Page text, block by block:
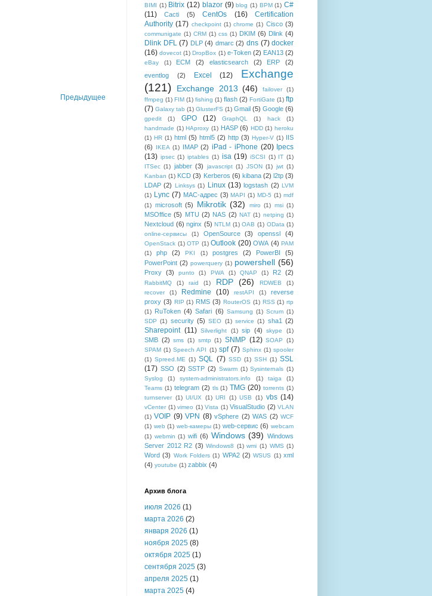
Предыдущее
BIMI (1) Bitrix (12) blazor (9) blog (1) BPM (1) C#
(11)
Cacti (5) CentOs (16)
Certification
Authority (17) checkpoint (1) chrome (1) Cisco (3)
communigate (1) CRM (1) css (1) DKIM (6) Dlink (4)
Dlink DFL (7) DLP (4) dmarc (2) dns (7) docker
(16) dovecot (1) DropBox (1) e-Token (2) EAN13 (2)
eBay (1) ECM (2) elasticsearch (2) ERP
(2)
eventlog
(2) Excel (12)
Exchange
(121)
Exchange 2013 (46) failover
(1)
ffmpeg (1) FIM (1) fishing (1) flash (2) FortiGate (1) ftp
(7) Galaxy tab (1) GlusterFS (1) Gmail (5) Google (6)
gpedit (1) GPO (12) GraphQL (1) hack
(1)
handmade (1) HAproxy (1) HASP (6) HDD (1) heroku
(1) HR (1) html (5) html5 (2) http (3) Hyper-V (1) IIS
(6)
IKEA (1) IMAP (2) iPad - iPhone (20) Ipecs
(13) ipsec (1) iptables (1) isa (19) iSCSI (1) IT (1)
ITSec (1) jabber (3) javascript (1) JSON (1) jwt (1)
Kanban (1) KCD (3) Kerberos (6) kibana (2) l2tp (3)
LDAP (2) Linksys (1) Linux (13) logstash (2) LVM
(1) Lync (7) MAC-адрес (3) MAPI (1) MD-5 (1) mdf
(1) microsoft (5) Mikrotik (32) miro (1) msi (1)
MSOffice (5) MTU (2) NAS (2) NAT (1) netping (1)
Nextcloud (6) nginx (5) NTLM (1) OAB (1) OData (1)
online-сервисы
(1) OpenSource (3) openssl (4)
OpenStack (1) OTP (1) Outlook (20) OWA (4) PAM
(1)
php (2) PKI (1) postgres (2) PowerBI
(5)
PowerPoint (2) powerquery (1) powershell (56)
Proxy (3) punto (1) PWA (1) QNAP (1) R2 (2)
RabbitMQ (1) raid (1) RDP (26) RDWEB
(1)
recover
(1) Redmine (10) restAPI (1)
reverse
proxy (3) RIP (1) RMS (3) RouterOS (1) RSS (1) rtp
(1) RuToken (4) Safari (6) Samsung (1) Scrum (1)
SDP (1) security (5) SEO (1) service (1) sha1 (2)
Sharepoint (11) Silverlight (1) sip (4) skype (1)
SMB (2) sms (1) smtp (1) SNMP (12) SOAP
(1)
SPAM (1) Speech API (1) spf (7) Sphinx (1) spooler
(1) Spreed.ME (1) SQL (7) SSD (1) SSH (1) SSL
(17) SSO (2) SSTP (2) Swarm (1) Sysinternals (1)
Syslog
(1) system-administrators.info (1) taiga
(1)
Teams (1) telegram (2) tls (1) TMG (20) torrents (1)
turnserver (1) UI/UX (1) URI (1) USB (1) vbs (14)
vCenter (1) vimeo (1) Vista (1) VisualStudio (2) VLAN
(1) VOIP (9) VPN (8) vSphere (2) WAS (2) WCF
(1) web (1) web-камеры (1) web-сервис (6) webcam
(1) webmin (1) wifi (6) Windows (39) Windows
Server 2012 R2 (3) Windows8 (1) wmi (1) WMS (1)
Word (3) Work Folders (1) WPA2 (2) WSUS (1) xml
(4) youtube (1) zabbix (4)
Архив блога
июля 2026 (1)
марта 2026 (2)
января 2026 (1)
ноября 2025 (8)
октября 2025 (1)
сентября 2025 (3)
апреля 2025 (1)
марта 2025 (4)